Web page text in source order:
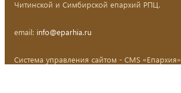
Читинской и Симбирской епархий РПЦ.
email: info@eparhia.ru
Система управления сайтом - CMS «Епархия»